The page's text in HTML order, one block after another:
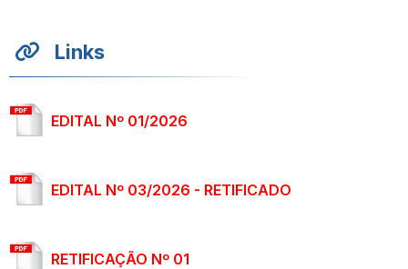
Links
EDITAL Nº 01/2026
EDITAL Nº 03/2026 - RETIFICADO
RETIFICAÇÃO Nº 01